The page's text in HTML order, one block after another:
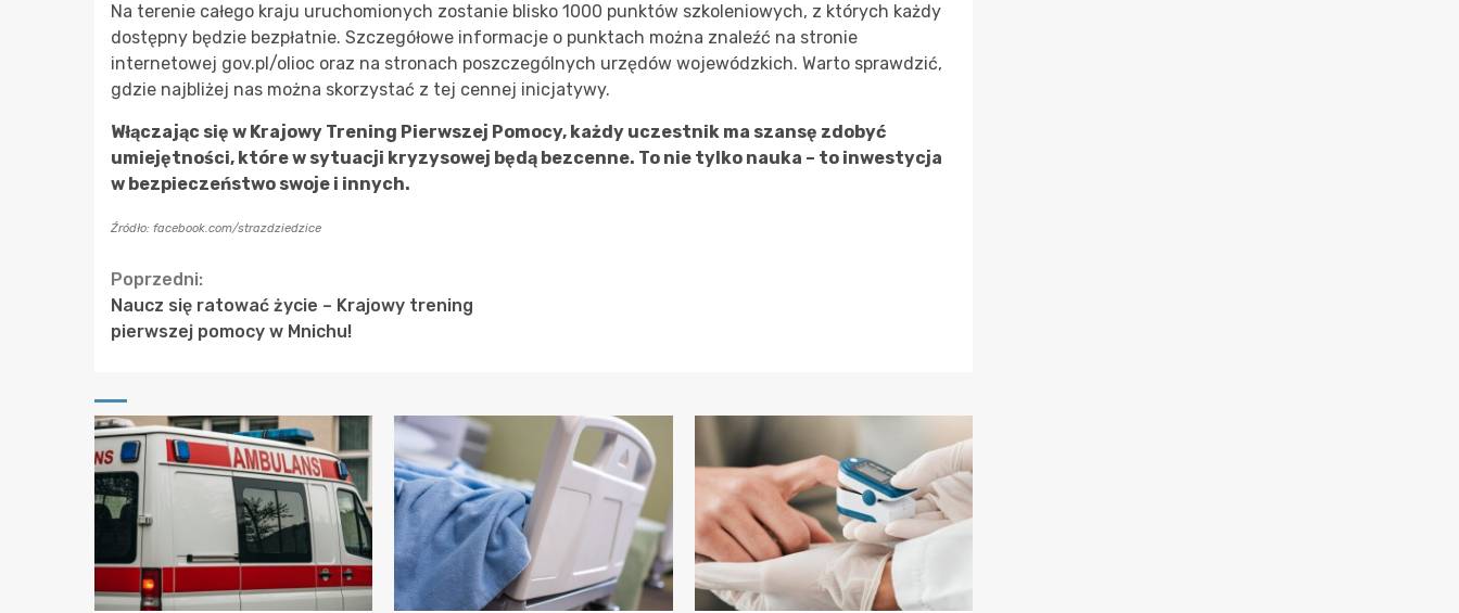
Na terenie całego kraju uruchomionych zostanie blisko 1000 punktów szkoleniowych, z których każdy
dostępny będzie bezpłatnie. Szczegółowe informacje o punktach można znaleźć na stronie
internetowej gov.pl/olioc oraz na stronach poszczególnych urzędów wojewódzkich. Warto sprawdzić,
gdzie najbliżej nas można skorzystać z tej cennej inicjatywy.
Włączając się w Krajowy Trening Pierwszej Pomocy, każdy uczestnik ma szansę zdobyć
umiejętności, które w sytuacji kryzysowej będą bezcenne. To nie tylko nauka – to inwestycja
w bezpieczeństwo swoje i innych.
Źródło: facebook.com/strazdziedzice
Continue
Reading
Poprzedni:
Naucz się ratować życie – Krajowy trening
pierwszej pomocy w Mnichu!